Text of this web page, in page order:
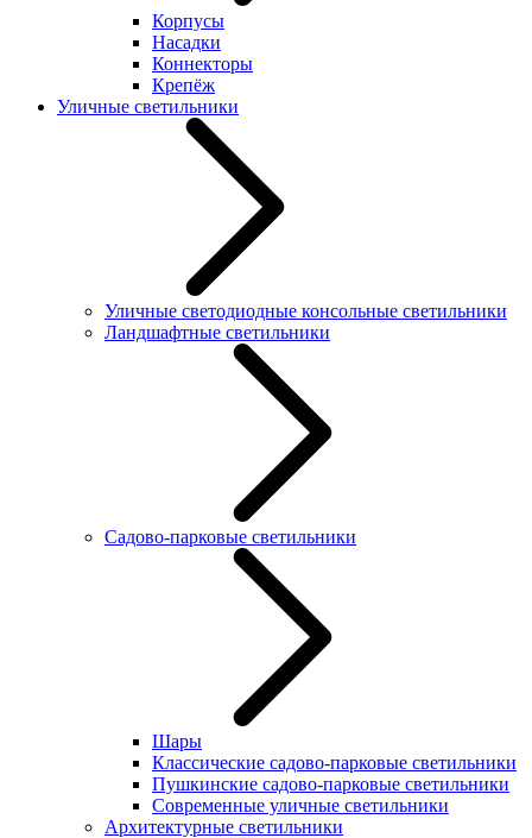
Корпусы
Насадки
Коннекторы
Крепёж
Уличные светильники
Уличные светодиодные консольные светильники
Ландшафтные светильники
Садово-парковые светильники
Шары
Классические садово-парковые светильники
Пушкинские садово-парковые светильники
Современные уличные светильники
Архитектурные светильники